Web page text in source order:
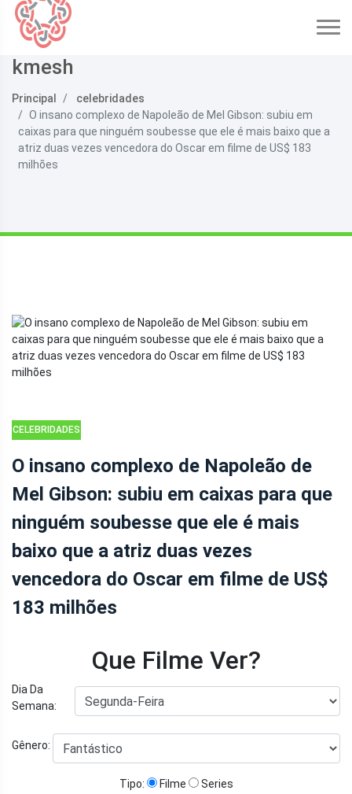
kmesh
Principal
celebridades
O insano complexo de Napoleão de Mel Gibson: subiu em
caixas para que ninguém soubesse que ele é mais baixo que a
atriz duas vezes vencedora do Oscar em filme de US$ 183
milhões
CELEBRIDADES
O insano complexo de Napoleão de
Mel Gibson: subiu em caixas para que
ninguém soubesse que ele é mais
baixo que a atriz duas vezes
vencedora do Oscar em filme de US$
183 milhões
Que Filme Ver?
Dia Da
Semana:
Gênero:
Tipo: Filme Series